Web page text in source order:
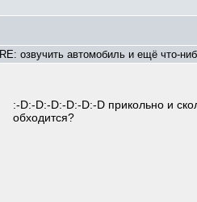
RE: озвучить автомобиль и ещё что-
:-D:-D:-D:-D:-D:-D прикольно и
обходится?